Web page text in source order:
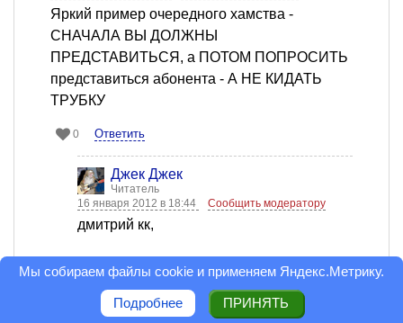
Яркий пример очередного хамства -
СНАЧАЛА ВЫ ДОЛЖНЫ
ПРЕДСТАВИТЬСЯ, а ПОТОМ ПОПРОСИТЬ
представиться абонента - А НЕ КИДАТЬ
ТРУБКУ
0 Ответить
Джек Джек
Читатель
16 января 2012 в 18:44
Сообщить модератору
дмитрий кк,
А что Вас так испугало? Просто
обычный регламент общения по
телефону или этикет,это кому как.Кто
Мы собираем файлы cookie и применяем Яндекс.Метрику.
Подробнее ПРИНЯТЬ